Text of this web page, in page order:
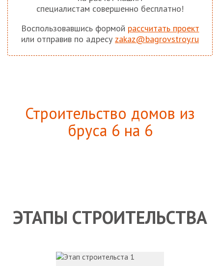
специалистам совершенно бесплатно!
Воспользовавшись формой рассчитать проект
или отправив по адресу zakaz@bagrovstroy.ru
Строительство домов из
бруса 6 на 6
ЭТАПЫ СТРОИТЕЛЬСТВА